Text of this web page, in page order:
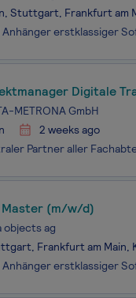
Stuttgart, Frankfurt am
Digitale
METRONA GmbH
2 weeks ago
(m/w/d)
objects ag
Frankfurt am Main,